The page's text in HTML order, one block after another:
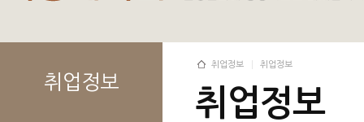
취업정보
취업정보 취업정보
취업정보